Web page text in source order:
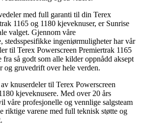
med full garanti til din Terex
1165 og 1180 kjeveknuser, er Sunrise
valget. Gjennom våre
stedsspesifikke ingeniørmuligheter har vår
til Terex Powerscreen Premiertrak 1165
fra så godt som alle kilder oppnådd aksept
og gruvedrift over hele verden.
knuserdeler til Terex Powerscreen
kjeveknusere. Med over 20 års
våre profesjonelle og vennlige salgsteam
riktige varene med full teknisk støtte og